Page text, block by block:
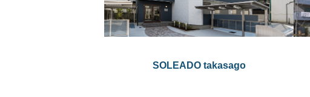
SOLEADO takasago